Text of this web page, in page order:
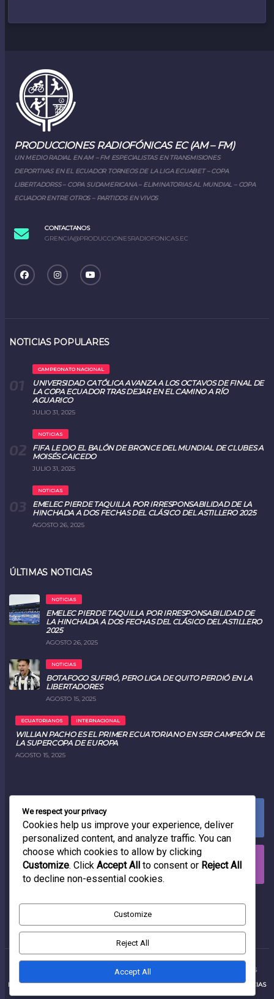
PRODUCCIONES RADIOFÓNICAS EC (AM – FM)
UN MEDIO RADIAL EN AM – FM ESPECIALISTAS EN TRANSMISIONES
DEPORTIVAS EN EL ECUADOR TORNEOS DE LA LIGA ECUABET – COPA
LIBERTADORSS – COPA SUDAMERICANA – ELIMINATORIAS AL MUNDIAL – COPA
ECUADOR ENTRE OTROS – PARTIDOS EN VIVOS
CONTACTANOS
GRENCIA@PRODUCCIONESRADIOFONICAS.EC
NOTICIAS POPULARES
CAMPEONATO NACIONAL
UNIVERSIDAD CATÓLICA AVANZA A LOS OCTAVOS DE FINAL DE
LA COPA ECUADOR TRAS DEJAR EN EL CAMINO A RÍO
AGUARICO
JULIO 31, 2025
NOTICIAS
FIFA LE DIO EL BALÓN DE BRONCE DEL MUNDIAL DE CLUBES A
MOISÉS CAICEDO
JULIO 31, 2025
NOTICIAS
EMELEC PIERDE TAQUILLA POR IRRESPONSABILIDAD DE LA
HINCHADA A DOS FECHAS DEL CLÁSICO DEL ASTILLERO 2025
AGOSTO 26, 2025
ÚLTIMAS NOTICIAS
NOTICIAS
EMELEC PIERDE TAQUILLA POR IRRESPONSABILIDAD DE
LA HINCHADA A DOS FECHAS DEL CLÁSICO DEL ASTILLERO
2025
AGOSTO 26, 2025
NOTICIAS
BOTAFOGO SUFRIÓ, PERO LIGA DE QUITO PERDIÓ EN LA
LIBERTADORES
AGOSTO 15, 2025
ECUATORIANOS INTERNACIONAL
WILLIAN PACHO ES EL PRIMER ECUATORIANO EN SER CAMPEÓN DE
LA SUPERCOPA DE EUROPA
AGOSTO 15, 2025
FACEBOOK
0LIKES
INSTAGRAM
0FOLLOWERS
RADIO
2025 | TODOS LOS DERECHOS RESERVADOS
INICIO
PRODUCCIONES RADIOFÓNICAS EC CONTACTANOS NOTICIAS
We respect your privacy
Cookies help us improve your experience, deliver
personalized content, and analyze traffic. You can
choose which cookies to allow by clicking
Customize. Click Accept All to consent or Reject All
to decline non-essential cookies.
Customize
Reject All
Accept All